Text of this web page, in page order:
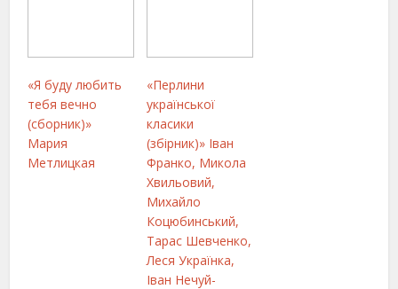
«Я буду любить
тебя вечно
(сборник)»
Мария
Метлицкая
«Перлини
української
класики
(збірник)» Іван
Франко, Микола
Хвильовий,
Михайло
Коцюбинський,
Тарас Шевченко,
Леся Українка,
Iван Нечуй-